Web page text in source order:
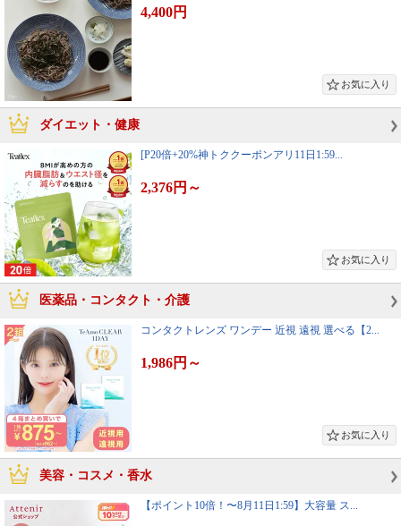
4,400円
ダイエット・健康
[P20倍+20%神トククーポンアリ11日1:59...
2,376円 ～
医薬品・コンタクト・介護
コンタクトレンズ ワンデー 近視 遠視 選べる【2...
1,986円 ～
美容・コスメ・香水
【ポイント10倍！〜8月11日1:59】大容量 ス...